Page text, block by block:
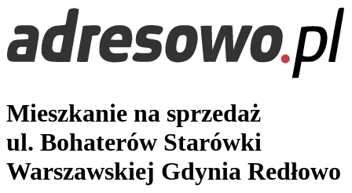
Mieszkanie na sprzedaż
ul. Bohaterów Starówki
Warszawskiej Gdynia Redłowo